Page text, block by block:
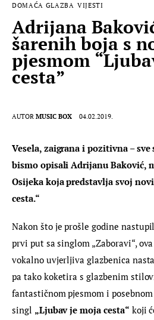
MUSIC BOX
DOMAĆA GLAZBA VIJESTI
Adrijana
šarenih boja s
pjesmom
cesta”
AUTOR MUSIC BOX 04.02.2019.
Vesela, zaigrana i pozitivna –
bismo opisali Adrijanu Baković,
Osijeka koja predstavlja svoj
cesta.“
Nakon što je prošle godine
prvi put sa singlom „Zaboravi“,
vokalno uvjerljiva glazbenica
pa tako koketira s glazbenim
fantastičnom pjesmom i
singl „Ljubav je moja cesta“ koji